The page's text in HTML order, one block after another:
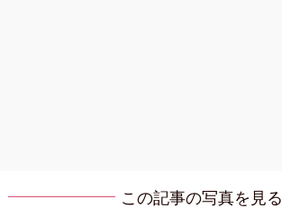
この記事の写真を見る